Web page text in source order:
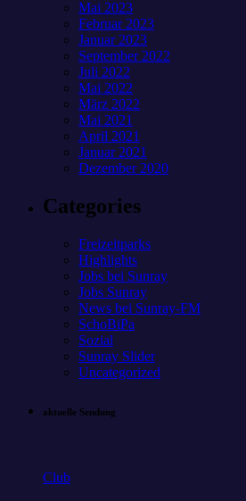
Mai 2023
Februar 2023
Januar 2023
September 2022
Juli 2022
Mai 2022
März 2022
Mai 2021
April 2021
Januar 2021
Dezember 2020
Categories
Freizeitparks
Highlights
Jobs bei Sunray
Jobs Sunray
News bei Sunray-FM
SchoBiPa
Sozial
Sunray Slider
Uncategorized
aktuelle Sendung
Club